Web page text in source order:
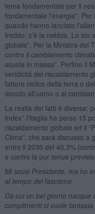
tema fondamentale per il
fondamentale l’energia”.
quando hanno lanciato
freddo, c’è la nebbia. Lo sto
globale”. Per la Ministra del
contro il cambiamento
scuola in massa”. Perfino il
veridicità del riscaldamento
fattore ciclico della terra o
dovuto all’uomo o al
La realtà dei fatti è diversa:
Index” l’Itaglia ha perso 15
riscaldamento globale ed il
Clima”, che sarà discusso a
entro il 2030 del 40,3%
e contro la pur tenue
Mi scusi Presidente, ma ho
al tempo del fascismo.
Da cui un bel giorno
complimenti ci vuole fantasia.